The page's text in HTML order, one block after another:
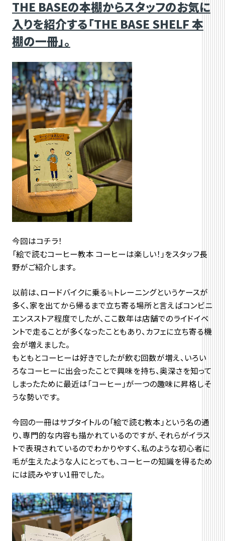
THE BASEの本棚からスタッフのお気に
入りを紹介する「THE BASE SHELF 本
棚の一冊」。
今回はコチラ！
「絵で読むコーヒー教本 コーヒーは楽しい！」をスタッフ長
野がご紹介します。
以前は、ロードバイクに乗る≒トレーニングというケースが
多く、家を出てから帰るまで立ち寄る場所と言えばコンビニ
エンスストア程度でしたが、ここ数年は店舗でのライドイベ
ントで走ることが多くなったこともあり、カフェに立ち寄る機
会が増えました。
もともとコーヒーは好きでしたが飲む回数が増え、いろい
ろなコーヒーに出会ったことで興味を持ち、奥深さを知って
しまったために最近は「コーヒー」が一つの趣味に昇格しそ
うな勢いです。
今回の一冊はサブタイトルの「絵で読む教本」という名の通
り、専門的な内容も描かれているのですが、それらがイラス
トで表現されているのでわかりやすく、私のような初心者に
毛が生えたような人にとっても、コーヒーの知識を得るため
には読みやすい1冊でした。